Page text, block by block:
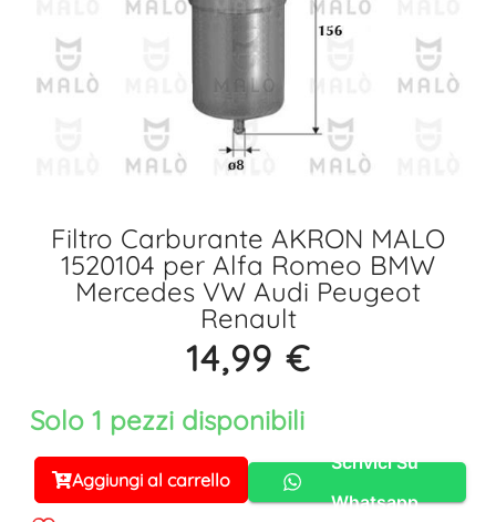
Filtro Carburante AKRON MALO
1520104 per Alfa Romeo BMW
Mercedes VW Audi Peugeot
Renault
14,99 €
Solo 1 pezzi disponibili
Aggiungi al carrello
Alternative:
Scrivici Su
Whatsapp